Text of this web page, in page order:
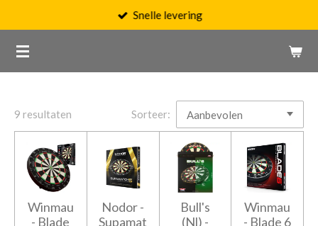
naar
de
Snelle levering
9 resultaten Sorteer:
Winmau
- Blade
Nodor -
Supamat
Bull's
(Nl) -
Winmau
- Blade 6